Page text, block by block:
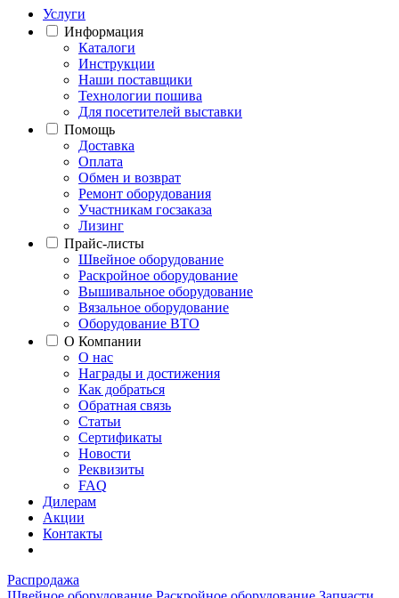
Услуги
Информация
Каталоги
Инструкции
Наши поставщики
Технологии пошива
Для посетителей выставки
Помощь
Доставка
Оплата
Обмен и возврат
Ремонт оборудования
Участникам госзаказа
Лизинг
Прайс-листы
Швейное оборудование
Раскройное оборудование
Вышивальное оборудование
Вязальное оборудование
Оборудование ВТО
О Компании
О нас
Награды и достижения
Как добраться
Обратная связь
Статьи
Сертификаты
Новости
Реквизиты
FAQ
Дилерам
Акции
Контакты
Распродажа